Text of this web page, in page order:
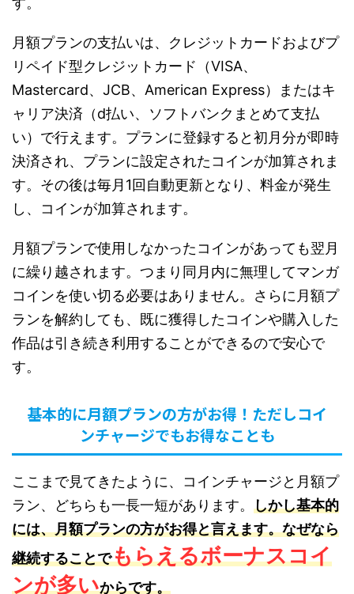
月額プランの支払いは、クレジットカードおよびプ
リペイド型クレジットカード（VISA、
Mastercard、JCB、American Express）またはキ
ャリア決済（d払い、ソフトバンクまとめて支払
い）で行えます。プランに登録すると初月分が即時
決済され、プランに設定されたコインが加算されま
す。その後は毎月1回自動更新となり、料金が発生
し、コインが加算されます。
月額プランで使用しなかったコインがあっても翌月
に繰り越されます。つまり同月内に無理してマンガ
コインを使い切る必要はありません。さらに月額プ
ランを解約しても、既に獲得したコインや購入した
作品は引き続き利用することができるので安心で
す。
基本的に月額プランの方がお得！ただしコイ
ンチャージでもお得なことも
ここまで見てきたように、コインチャージと月額プ
ラン、どちらも一長一短があります。 しかし基本的
には、月額プランの方がお得と言えます。なぜなら
継続することでもらえるボーナスコイ
ンが多いからです。